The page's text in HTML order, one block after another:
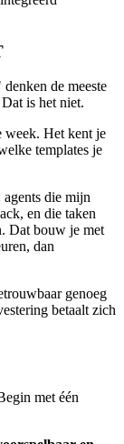
de meeste
is het niet.
week. Het kent je
templates je
agents die mijn
en die taken
Dat bouw je met
dan
genoeg
betaalt zich
met één